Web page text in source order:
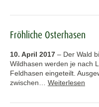
Fröhliche Osterhasen
10. April 2017 – Der Wald
Wildhasen werden je nach
Feldhasen eingeteilt.
zwischen… Weiterlesen